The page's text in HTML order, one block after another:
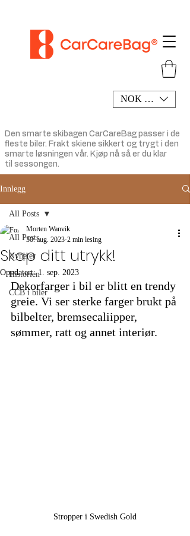
NOK (kr)
Den smarte skibagen CarCareBag passer i de
fleste biler. Frakt skiene sikkert og trygt i den
smarte løsningen vår. Kjøp nå så er du klar
til sessongen.
Innlegg
All Posts
Nyheter
Historien
CCB i biler
All Posts
Skap ditt utrykk!
Morten Wanvik
30. aug. 2023 2 min lesing
Oppdatert:1. sep. 2023
Dekorfarger i bil er blitt en trendy
greie. Vi ser sterke farger brukt på
bilbelter, bremsecaliipper,
sømmer, ratt og annet interiør.
Stropper i Swedish Gold